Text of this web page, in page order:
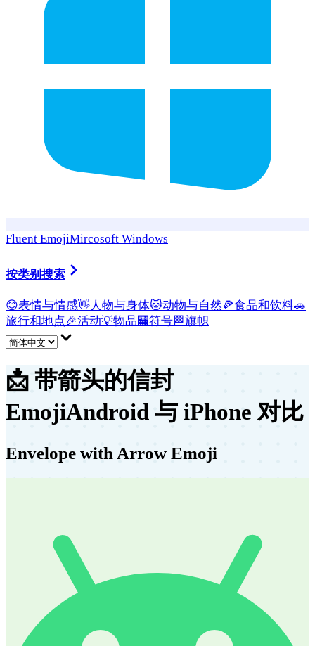
Fluent EmojiMircosoft Windows
按类别搜索
😊表情与情感👋 人物与身体🐱动物与自然🍕食品和饮料🚗
旅行和地点🎉活动💡物品🏧符号🏁旗帜
📩 带箭头的信封
EmojiAndroid 与 iPhone 对比
Envelope with Arrow Emoji